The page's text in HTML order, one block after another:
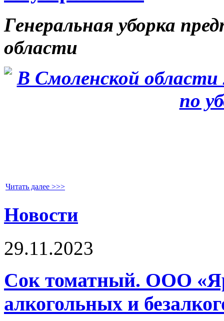
Генеральная уборка
области
Читать далее >>>
Новости
29.11.2023
Сок томатный. ООО
алкогольных и